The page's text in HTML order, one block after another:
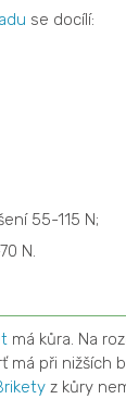
se docílí:
55-115 N;
N.
má kůra. Na
při nižších
z kůry